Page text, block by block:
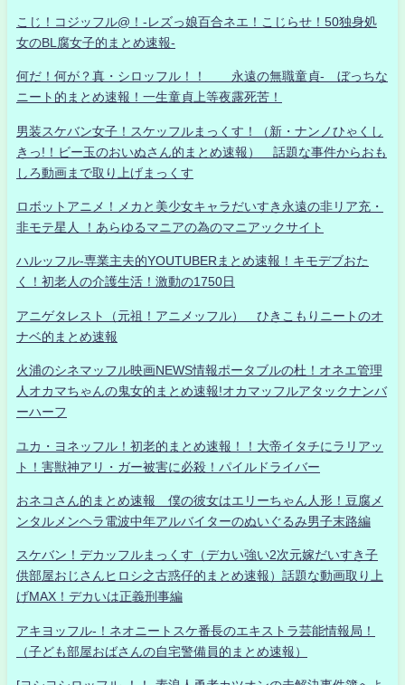
こじ！コジッフル@！-レズっ娘百合ネエ！こじらせ！50独身処
女のBL腐女子的まとめ速報-
何だ！何が？真・シロッフル！！ 永遠の無職童貞- ぼっちな
ニート的まとめ速報！一生童貞上等夜露死苦！
男装スケバン女子！スケッフルまっくす！（新・ナンノひゃくし
きっ!！ビー玉のおいぬさん的まとめ速報） 話題な事件からおも
しろ動画まで取り上げまっくす
ロボットアニメ！メカと美少女キャラだいすき永遠の非リア充・
非モテ星人 ！あらゆるマニアの為のマニアックサイト
ハルッフル-専業主夫的YOUTUBERまとめ速報！キモデブおた
く！初老人の介護生活！激動の1750日
アニゲタレスト（元祖！アニメッフル） ひきこもりニートのオ
ナベ的まとめ速報
火浦のシネマッフル映画NEWS情報ポータブルの杜！オネエ管理
人オカマちゃんの鬼女的まとめ速報!オカマッフルアタックナンバ
ーハーフ
ユカ・ヨネッフル！初老的まとめ速報！！大帝イタチにラリアッ
ト！害獣神アリ・ガー被害に必殺！パイルドライバー
おネコさん的まとめ速報 僕の彼女はエリーちゃん人形！豆腐メ
ンタルメンヘラ電波中年アルバイターのぬいぐるみ男子末路編
スケバン！デカッフルまっくす（デカい強い2次元嫁だいすき子
供部屋おじさんヒロシ之古惑仔的まとめ速報）話題な動画取り上
げMAX！デカいは正義刑事編
アキヨッフル-！ネオニートスケ番長のエキストラ芸能情報局！
（子ども部屋おばさんの自宅警備員的まとめ速報）